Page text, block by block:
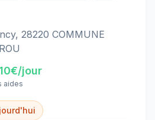
28220 COMMUNE
€/jour
aides